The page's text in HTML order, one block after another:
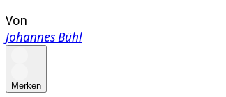
Von
Johannes Bühl
Merken